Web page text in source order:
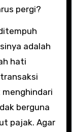
pergi?
adalah
hati
berguna
pajak. Agar